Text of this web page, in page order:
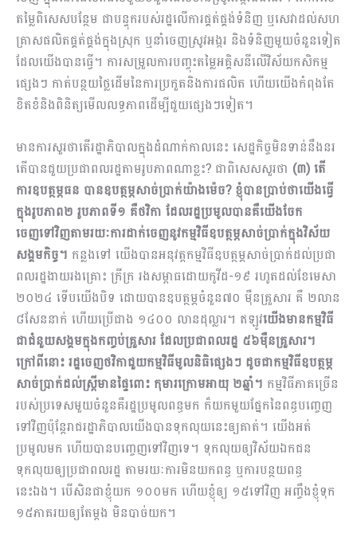
តម្លៃពិសេសបន្ថែម ជាបន្ទុករបស់រដ្ឋលើការផ្គត់ផ្គង់ទំនិញ ឬសេវាដល់សហ
គ្រាសផលិតផ្គត់ផ្គង់ក្នុងស្រុក ឬនាំចេញស្រូវអង្ករ និងទំនិញមួយចំនួនទៀត
ដែលយើងបានធ្វើ។ ការសម្រួលការបញ្ចុះតម្លៃអគ្គិសនីលើវិស័យកសិកម្ម
ផ្សេងៗ កាត់បន្ថយថ្លៃដើមនៃការប្រ​កួតនិងការផលិត ហើយយើងកំពុងតែ
ខិតខំនិងពិនិត្យមើលលទ្ធភាពដើម្បីជួយផ្សេងៗទៀត។
មានការសួរថាតើរដ្ឋាភិបាលក្នុងដំណាក់កាលនេះ សេដ្ឋកិច្ចមិនទាន់នឹងនរ
តើបានជួយប្រជាពលរដ្ឋតាមរូបភាពណាខ្លះ? ជាពិសេសសួរថា (៣) តើ
ការឧបត្ថម្ភធន បានឧបត្ថម្ភសាច់ប្រាក់យ៉ាងម៉េច? ខ្ញុំបានប្រាប់ថាយើងធ្វើ
ក្នុងរូបភាព២ រូបភាពទី១ គឺថវិកា ដែលរដ្ឋប្រមូលបានគឺយើងចែក
ចេញទៅវិញតាមរយៈការដាក់ចេញនូវកម្មវិធីឧបត្ថម្ភសាច់ប្រាក់ក្នុងវិស័យ
សង្គមកិច្ច។ កន្លងទៅ យើងបានអនុវត្តកម្មវិធីឧបត្ថម្ភសាច់ប្រាក់ដល់ប្រជា
ពលរដ្ឋងាយរងគ្រោះ ក្រីក្រ រងសម្ពាធដោយកូវីដ-១៩ រហូតដល់ខែមេសា
២០២៤ ទើបយើងបិទ ដោយបានឧបត្ថម្ភចំនួន៧០ ម៉ឺនគ្រួសារ គឺ ២លាន
៨សែននាក់ ហើយប្រើជាង ១៤០០ លានដុល្លារ។ ឥឡូវយើងមានកម្មវិធី
ជាជំនួយសង្គមក្នុងកញ្ចប់គ្រួសារ ដែលប្រជាពលរដ្ឋ ៥៦ម៉ឺនគ្រួសារ។
ក្រៅពីនោះ រដ្ឋចេញថវិកាជួយកម្មវិធីមូលនិធិផ្សេងៗ ដូចជាកម្មវិធីឧបត្ថម្ភ
សាច់ប្រាក់ដល់ស្រ្តីមានផ្ទៃពោះ កុមារក្រោមអាយុ ២ឆ្នាំ។ កម្មវិធីភាគច្រើន
របស់ប្រទេសមួយចំនួនគឺរដ្ឋប្រមូលពន្ធមក ក៏យកមួយផ្នែកនៃពន្ធបញ្ចេញ
ទៅវិញប៉ុន្តែរាជរដ្ឋាភិបាលយើងបានទុកលុយនេះឲ្យគាត់។ យើងអត់
ប្រមូលមក ហើយបានបញ្ចេញទៅវិញទេ។ ទុកលុយឲ្យវិស័យឯកជន
ទុកលុយឲ្យប្រជាពលរដ្ឋ តាមរយៈការមិនយកពន្ធ ឬការបន្ថយពន្ធ
នេះឯង។ បើសិនជាខ្ញុំយក ១០០មក ហើយខ្ញុំឲ្យ ១៥ទៅវិញ អញ្ចឹងខ្ញុំទុក
១៥ភាគរយឲ្យតែម្តង មិនបាច់យក។